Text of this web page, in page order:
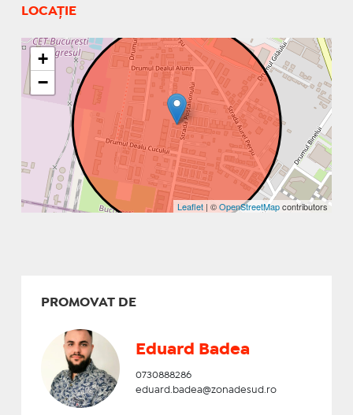
LOCAȚIE
+
−
Leaflet | ©OpenStreetMapcontributors
PROMOVAT DE
Eduard Badea
0730888286
eduard.badea@zonadesud.ro